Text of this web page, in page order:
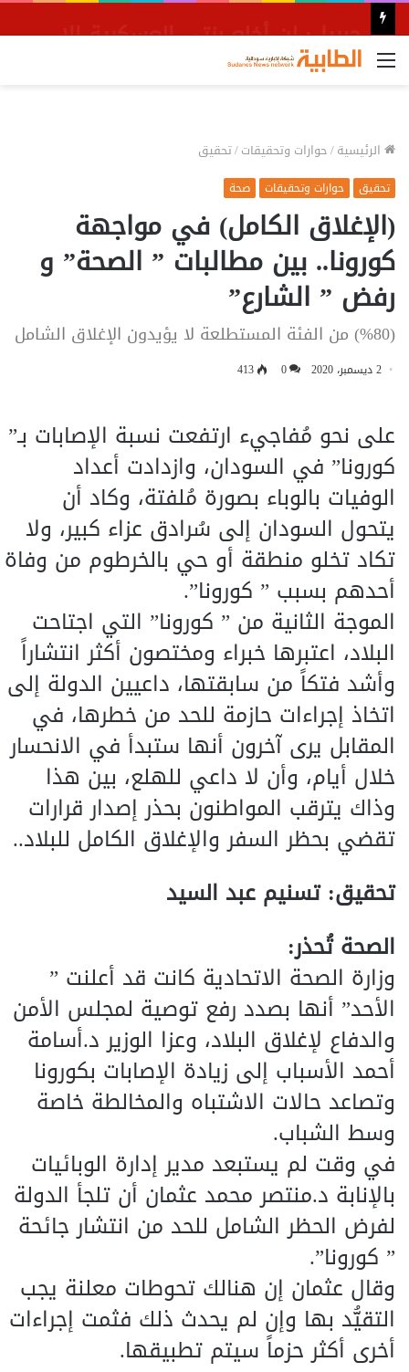
القائمة
الرئيسية/حوارات وتحقيقات/تحقيق
تحقيق حوارات وتحقيقات صحة
(الإغلاق الكامل) في مواجهة
كورونا.. بين مطالبات ” الصحة” و
رفض ” الشارع”
(%80) من الفئة المستطلعة لا يؤيدون الإغلاق الشامل
2 ديسمبر، 2020 0
413
على نحو مُفاجيء ارتفعت نسبة الإصابات بـ”
كورونا” في السودان، وازدادت أعداد
الوفيات بالوباء بصورة مُلفتة، وكاد أن
يتحول السودان إلى سُرادق عزاء كبير، ولا
تكاد تخلو منطقة أو حي بالخرطوم من وفاة
أحدهم بسبب ” كورونا”.
الموجة الثانية من ” كورونا” التي اجتاحت
البلاد، اعتبرها خبراء ومختصون أكثر انتشاراً
وأشد فتكاً من سابقتها، داعيين الدولة إلى
اتخاذ إجراءات حازمة للحد من خطرها، في
المقابل يرى آخرون أنها ستبدأ في الانحسار
خلال أيام، وأن لا داعي للهلع، بين هذا
وذاك يترقب المواطنون بحذر إصدار قرارات
تقضي بحظر السفر والإغلاق الكامل للبلاد..
تحقيق: تسنيم عبد السيد
الصحة تُحذر:
وزارة الصحة الاتحادية كانت قد أعلنت ”
الأحد” أنها بصدد رفع توصية لمجلس الأمن
والدفاع لإغلاق البلاد، وعزا الوزير د.أسامة
أحمد الأسباب إلى زيادة الإصابات بكورونا
وتصاعد حالات الاشتباه والمخالطة خاصة
وسط الشباب.
في وقت لم يستبعد مدير إدارة الوبائيات
بالإنابة د.منتصر محمد عثمان أن تلجأ الدولة
لفرض الحظر الشامل للحد من انتشار جائحة
” كورونا”.
وقال عثمان إن هنالك تحوطات معلنة يجب
التقيُّد بها وإن لم يحدث ذلك فثمت إجراءات
أخرى أكثر حزماً سيتم تطبيقها.